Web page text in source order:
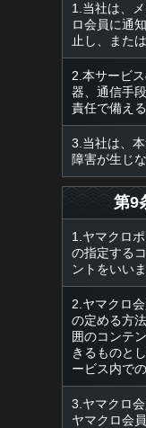
1.当社は、
ロ会員に通
止し、また
2.本サービ
器、通信手
責任で備え
3.当社は、
障害が生じ
第9
1.ヤマクロ
の指定する
ントをいいま
2.ヤマクロ
の定める方
囲のコンテ
きるものと
ービス内で
3.ヤマクロ
ヤマクロ会